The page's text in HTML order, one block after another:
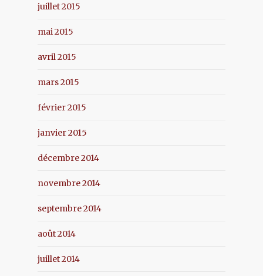
juillet 2015
mai 2015
avril 2015
mars 2015
février 2015
janvier 2015
décembre 2014
novembre 2014
septembre 2014
août 2014
juillet 2014